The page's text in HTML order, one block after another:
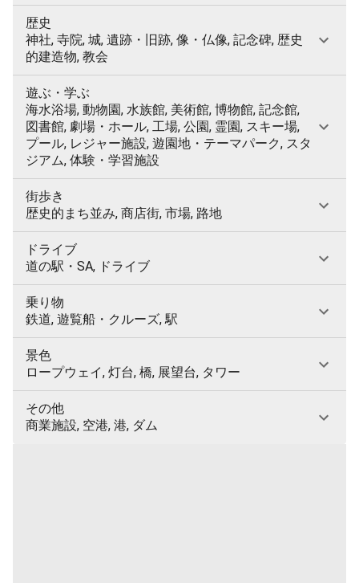
歴史
神社, 寺院, 城, 遺跡・旧跡, 像・仏像, 記念碑, 歴史
的建造物, 教会
遊ぶ・学ぶ
海水浴場, 動物園, 水族館, 美術館, 博物館, 記念館,
図書館, 劇場・ホール, 工場, 公園, 霊園, スキー場,
プール, レジャー施設, 遊園地・テーマパーク, スタ
ジアム, 体験・学習施設
街歩き
歴史的まち並み, 商店街, 市場, 路地
ドライブ
道の駅・SA, ドライブ
乗り物
鉄道, 遊覧船・クルーズ, 駅
景色
ロープウェイ, 灯台, 橋, 展望台, タワー
その他
商業施設, 空港, 港, ダム